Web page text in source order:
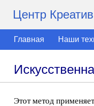
Центр
Главная Наши
Этот метод